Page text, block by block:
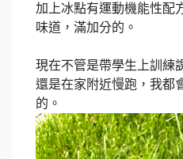
加上冰點有運動機能性配
味道，滿加分的。
現在不管是帶學生上訓練
還是在家附近慢跑，我都
的。